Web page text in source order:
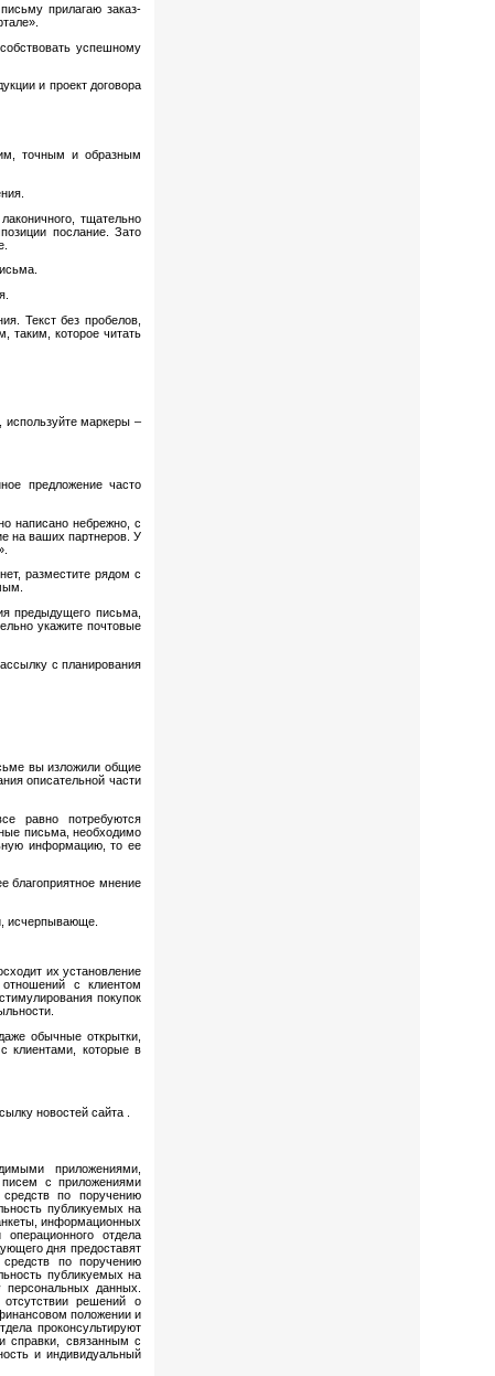
прилагаю заказ-
успешному
и проект договора
точным и образным
тщательно
послание. Зато
Текст без пробелов,
таким, которое читать
маркеры –
предложение часто
написано небрежно, с
на ваших партнеров. У
разместите рядом с
предыдущего письма,
укажите почтовые
с планирования
вы изложили общие
описательной части
равно потребуются
письма, необходимо
информацию, то ее
благоприятное мнение
исчерпывающе.
их установление
с клиентом
покупок
обычные открытки,
клиентами, которые в
новостей сайта .
приложениями,
с приложениями
по поручению
публикуемых на
информационных
отдела
дня предоставят
по поручению
публикуемых на
данных.
решений о
положении и
проконсультируют
справки, связанным с
и индивидуальный